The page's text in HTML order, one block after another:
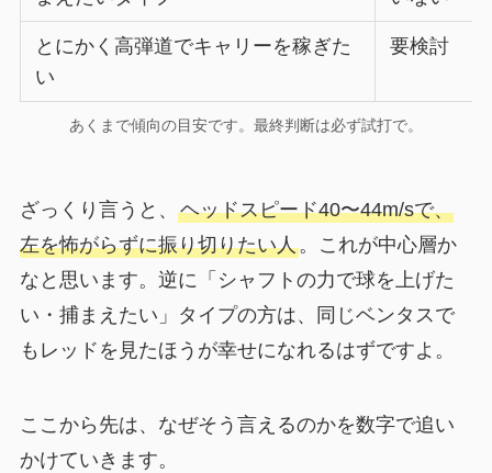
とにかく高弾道でキャリーを稼ぎた
い
要検討
あくまで傾向の目安です。最終判断は必ず試打で。
ざっくり言うと、 ヘッドスピード40〜44m/sで、
左を怖がらずに振り切りたい人。これが中心層か
なと思います。逆に「シャフトの力で球を上げた
い・捕まえたい」タイプの方は、同じベンタスで
もレッドを見たほうが幸せになれるはずですよ。
ここから先は、なぜそう言えるのかを数字で追い
かけていきます。